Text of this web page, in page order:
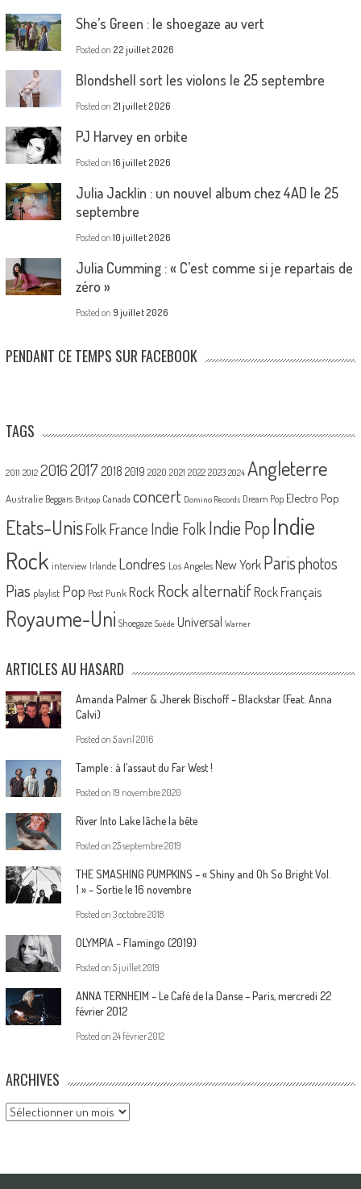
She’s Green : le shoegaze au vert
Posted on 22 juillet 2026
Blondshell sort les violons le 25 septembre
Posted on 21 juillet 2026
PJ Harvey en orbite
Posted on 16 juillet 2026
Julia Jacklin : un nouvel album chez 4AD le 25
septembre
Posted on 10 juillet 2026
Julia Cumming : « C’est comme si je repartais de
zéro »
Posted on 9 juillet 2026
PENDANT CE TEMPS SUR FACEBOOK
TAGS
2011 2012 20162017 2018 2019 2020 2021 2022 2023 2024 Angleterre
Australie Beggars Britpop Canada concert Domino Records Dream Pop Electro Pop
Etats-UnisFolk France Indie FolkIndie PopIndie
Rock interview Irlande Londres Los Angeles New York Parisphotos
Pias playlist Pop Post Punk Rock Rock alternatif Rock Français
Royaume-Uni Shoegaze Suède Universal Warner
ARTICLES AU HASARD
Amanda Palmer & Jherek Bischoff – Blackstar (Feat. Anna
Calvi)
Posted on 5 avril 2016
Tample : à l’assaut du Far West !
Posted on 19 novembre 2020
River Into Lake lâche la bête
Posted on 25 septembre 2019
THE SMASHING PUMPKINS – « Shiny and Oh So Bright Vol.
1 » – Sortie le 16 novembre
Posted on 3 octobre 2018
OLYMPIA – Flamingo (2019)
Posted on 5 juillet 2019
ANNA TERNHEIM – Le Café de la Danse – Paris, mercredi 22
février 2012
Posted on 24 février 2012
ARCHIVES
Archives